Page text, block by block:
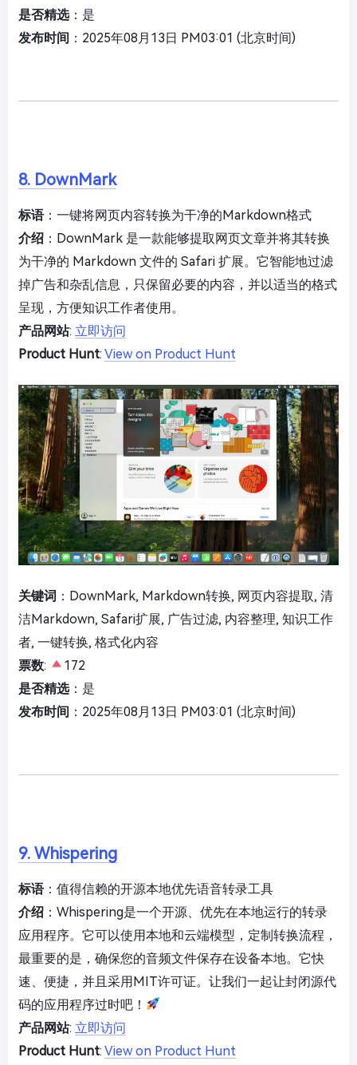
是否精选：是
发布时间 ：2025年08月13日 PM03:01 (北京时间)
8. DownMark
标语：一键将网页内容转换为干净的Markdown格式
介绍 ：DownMark 是一款能够提取网页文章并将其转换
为干净的 Markdown 文件的 Safari 扩展。它智能地过滤
掉广告和杂乱信息，只保留必要的内容，并以适当的格式
呈现，方便知识工作者使用。
产品网站: 立即访问
Product Hunt: View on Product Hunt
关键词 ：DownMark, Markdown转换, 网页内容提取, 清
洁Markdown, Safari扩展, 广告过滤, 内容整理, 知识工作
者, 一键转换, 格式化内容
票数:
172
是否精选：是
发布时间 ：2025年08月13日 PM03:01 (北京时间)
9. Whispering
标语：值得信赖的开源本地优先语音转录工具
介绍 ：Whispering是一个开源、优先在本地运行的转录
应用程序。它可以使用本地和云端模型，定制转换流程，
最重要的是，确保您的音频文件保存在设备本地。它快
速、便捷，并且采用MIT许可证。让我们一起让封闭源代
码的应用程序过时吧！
产品网站: 立即访问
Product Hunt: View on Product Hunt